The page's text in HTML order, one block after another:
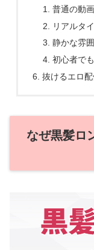
普通の動
リアルタ
静かな雰
初心者で
抜けるエロ
なぜ黒髪ロ